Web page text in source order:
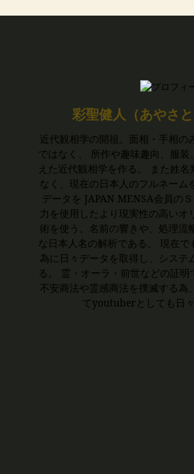
彩聖健人（あやさと
近代観相学の開祖。面相・手相の
ではなく、 所作や趣味趣向、服
えた近代観相学を作る。 また姓
なく、現在の日本人のフルネーム
データを JAPAN MENSA会員の
力を使用したより現実性の高いオ
術を使う。名前の響きや、処理流
な日本人名の解析である。 現在
為に日々データを取得し、システ
る。 霊・オーラ・前世などの証明
不安商法や霊感商法を撲滅する為
てyoutuberとしても日々